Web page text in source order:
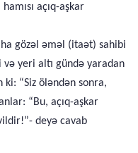
açıq-aşkar
gözəl əməl (itaət) sahibi
və yeri altı gündə yaradan
“Siz öləndən sonra,
“Bu, açıq-aşkar
deyə cavab